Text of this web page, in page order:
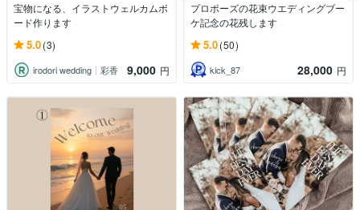
宝物になる、イラストウェルカムボ
ード作ります
5.0(3)
irodori wedding┊︎彩香 9,000 円
プロポーズの花束ウエディングブー
ケ記念の花残します
5.0(50)
kick_87 28,000 円